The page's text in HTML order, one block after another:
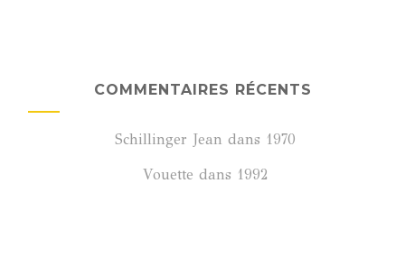
COMMENTAIRES RÉCENTS
Schillinger Jean dans 1970
Vouette dans 1992